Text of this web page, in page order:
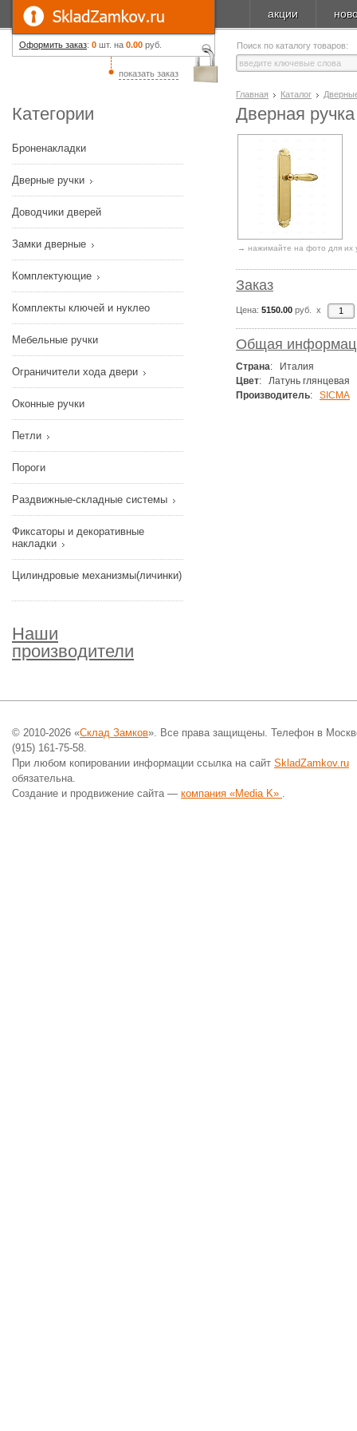
Оформить заказ: 0 шт. на 0.00 руб.
показать заказ
акции
Поиск по каталогу товаров:
Категории
Броненакладки
Дверные ручки
Доводчики дверей
Замки дверные
Комплектующие
Комплекты ключей и нуклео
Мебельные ручки
Ограничители хода двери
Оконные ручки
Петли
Пороги
Раздвижные-складные системы
Фиксаторы и декоративные
накладки
Цилиндровые механизмы(личинки)
Наши
производители
Главная Каталог
Дверная
→ нажимайте на фото для их
Заказ
Цена: 5150.00 руб. x
Общая
Страна: Италия
Цвет: Латунь глянцевая
Производитель: SICMA
© 2010-2026 «Склад Замков». Все права защищены. Телефон в
(915) 161-75-58.
При любом копировании информации ссылка на сайт SkladZamkov.ru
обязательна.
Создание и продвижение сайта — компания «Media K» .